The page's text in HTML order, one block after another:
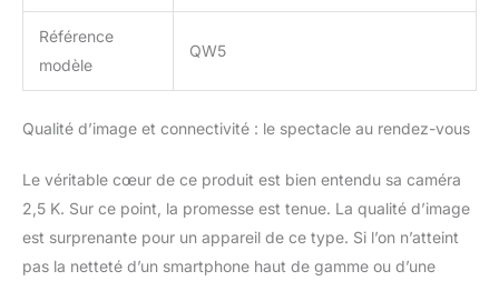
une couche de
conditions
difficiles. Cette caméra
de mangeoire à oiseaux
restera en parfait état
pendant de nombreuses
années. Design adapté
Référence
modèle
QW5
Qualité d’image et connectivité : le spectacle au rendez-vous
Le véritable cœur de ce produit est bien entendu sa caméra
2,5 K. Sur ce point, la promesse est tenue. La qualité d’image
est surprenante pour un appareil de ce type. Si l’on n’atteint
pas la netteté d’un smartphone haut de gamme ou d’une